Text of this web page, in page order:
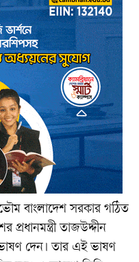
বাংলাদেশ সরকার গঠিত
প্রধানমন্ত্রী তাজউদ্দীন
দেন। তার এই ভাষণ